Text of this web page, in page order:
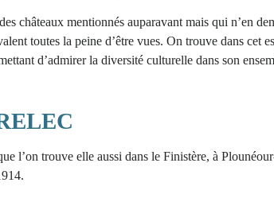
châteaux mentionnés auparavant mais qui n’en
toutes la peine d’être vues. On trouve dans
d’admirer la diversité culturelle dans son
l’on trouve elle aussi dans le Finistère, à